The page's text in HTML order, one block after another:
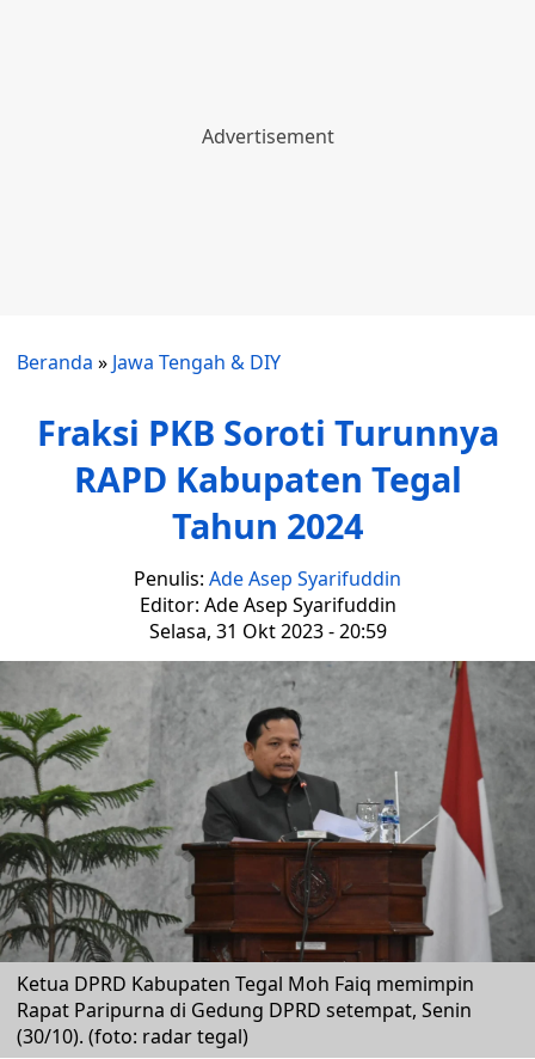
Beranda » Jawa Tengah & DIY
Fraksi PKB Soroti Turunnya
RAPD Kabupaten Tegal
Tahun 2024
Penulis: Ade Asep Syarifuddin
Editor: Ade Asep Syarifuddin
Selasa, 31 Okt 2023 - 20:59
Ketua DPRD Kabupaten Tegal Moh Faiq memimpin
Rapat Paripurna di Gedung DPRD setempat, Senin
(30/10). (foto: radar tegal)